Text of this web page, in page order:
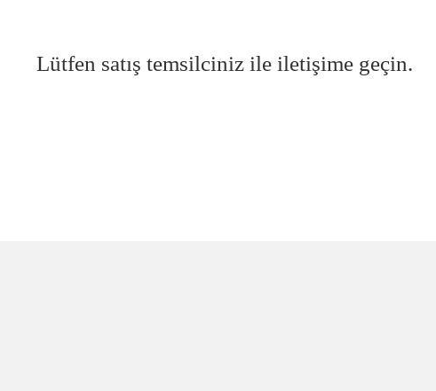
Lütfen satış temsilciniz ile iletişime geçin.